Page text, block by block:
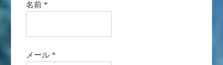
名前 *
メール *